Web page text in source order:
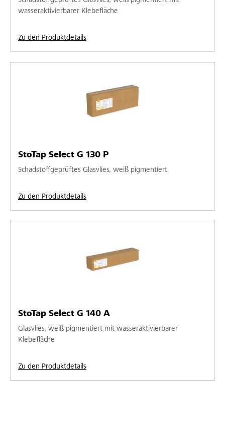
wasseraktivierbarer Klebefläche
Zu den Produktdetails
StoTap Select G 130 P
Schadstoffgeprüftes Glasvlies, weiß pigmentiert
Zu den Produktdetails
StoTap Select G 140 A
Glasvlies, weiß pigmentiert mit wasseraktivierbarer
Klebefläche
Zu den Produktdetails